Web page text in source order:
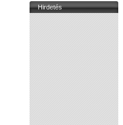
Hirdetés